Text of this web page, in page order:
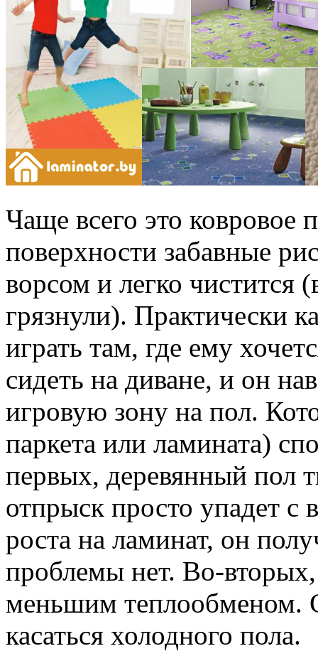
Чаще всего это ковровое
поверхности забавные
ворсом и легко чистится
грязнули). Практически
играть там, где ему
сидеть на диване, и он
игровую зону на пол.
паркета или ламината)
первых, деревянный пол
отпрыск просто упадет с
роста на ламинат, он
проблемы нет. Во-
меньшим теплообменом.
касаться холодного пола.